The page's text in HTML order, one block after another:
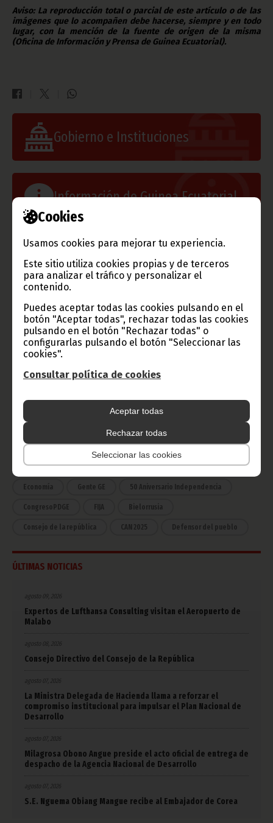
Cookies
Usamos cookies para mejorar tu experiencia.
Este sitio utiliza cookies propias y de terceros
para analizar el tráfico y personalizar el
contenido.
Puedes aceptar todas las cookies pulsando en el
botón "Aceptar todas", rechazar todas las cookies
pulsando en el botón "Rechazar todas" o
configurarlas pulsando el botón "Seleccionar las
cookies".
Consultar política de cookies
Aceptar todas
Rechazar todas
Seleccionar las cookies
Aviso: La reproducción total o parcial de este artículo o de las
imágenes que lo acompañen debe hacerse, siempre y en todo
lugar, con la mención de la fuente de origen de la misma
(Oficina de Información y Prensa de Guinea Ecuatorial).
Gobierno e Instituciones
Información de Guinea Ecuatorial
TVGE
Radio Nacional de Guinea
Ecuatorial
Haz click aquí para escuchar ahora
Noticias Gobierno
Presidencia
África
Deportes Vicepresidencia
COVID-19 Cultura Estadísticas CAN 2015
Economía Gente GE 50 Aniversario Independencia
CongresoPDGE FIJA Bielorrusia
Consejo de la república CAN 2025 Defensor del pueblo
ÚLTIMAS NOTICIAS
agosto 09, 2026
Expertos de Lufthansa Consulting visitan el Aeropuerto de
Malabo
Consejo Directivo del Consejo de la República
agosto 07, 2026
La Ministra Delegada de Hacienda llama a reforzar el
compromiso institucional para impulsar el Plan Nacional de
Desarrollo
agosto 07, 2026
Milagrosa Obono Angue preside el acto oficial de entrega de
despacho de la Agencia Nacional de Desarrollo
agosto 07, 2026
S.E. Nguema Obiang Mangue recibe al Embajador de Corea